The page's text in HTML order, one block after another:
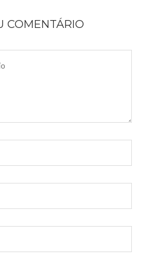
COMENTÁRIO